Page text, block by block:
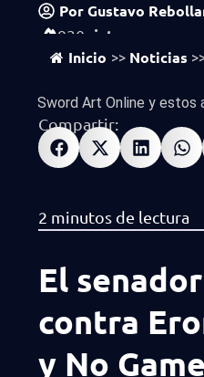
PorGustavo
930 vistas
Inicio >> Noticias
Sword Art Online y estos
Compartir:
El
contra
y No